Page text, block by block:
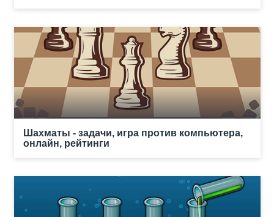
Шахматы - задачи, игра против компьютера,
онлайн, рейтинги